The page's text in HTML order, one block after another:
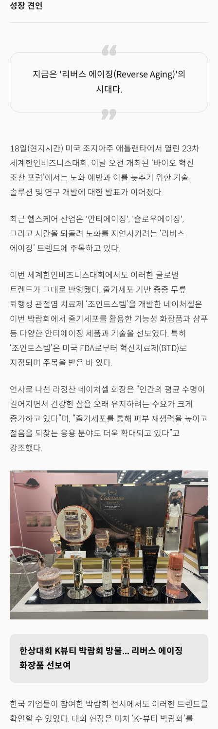
성장 견인
지금은 '리버스 에이징(Reverse Aging)'의
시대다.
18일(현지시간) 미국 조지아주 애틀랜타에서 열린 23차
세계한인비즈니스대회. 이날 오전 개최된 ‘바이오 혁신
조찬 포럼’에서는 노화 예방과 이를 늦추기 위한 기술
솔루션 및 연구 개발에 대한 발표가 이어졌다.
최근 헬스케어 산업은 '안티에이징', '슬로우에이징',
그리고 시간을 되돌려 노화를 지연시키려는 ‘리버스
에이징’ 트렌드에 주목하고 있다.
이번 세계한인비즈니스대회에서도 이러한 글로벌
트렌드가 그대로 반영됐다. 줄기세포 기반 중증 무릎
퇴행성 관절염 치료제 ‘조인트스템’을 개발한 네이처셀은
이번 박람회에서 줄기세포를 활용한 기능성 화장품과 샴푸
등 다양한 안티에이징 제품과 기술을 선보였다. 특히
‘조인트스템’은 미국 FDA로부터 혁신치료제(BTD)로
지정되며 주목을 받은 바 있다.
연사로 나선 라정찬 네이처셀 회장은 “인간의 평균 수명이
길어지면서 건강한 삶을 오래 유지하려는 수요가 크게
증가하고 있다”며, “줄기세포를 통해 피부 재생력을 높이고
젊음을 되찾는 응용 분야도 더욱 확대되고 있다”고
강조했다.
한상대회 K뷰티 박람회 방불... 리버스 에이징
화장품 선보여
한국 기업들이 참여한 박람회 전시에서도 이러한 트렌드를
확인할 수 있었다. 대회 현장은 마치 ‘K-뷰티 박람회’를